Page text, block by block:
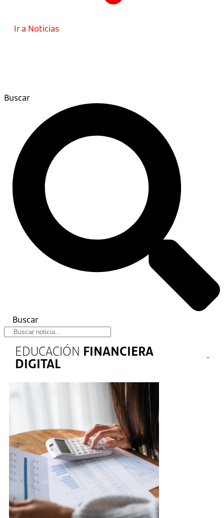
Ir a Noticias
Buscar
Buscar
EDUCACIÓN FINANCIERA
DIGITAL